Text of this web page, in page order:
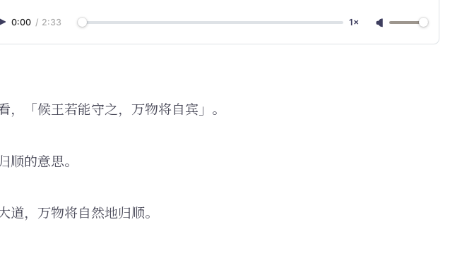
0:00 / 2:33 1×
，「候王若能守之，万物将自宾」。
顺的意思。
道，万物将自然地归顺。